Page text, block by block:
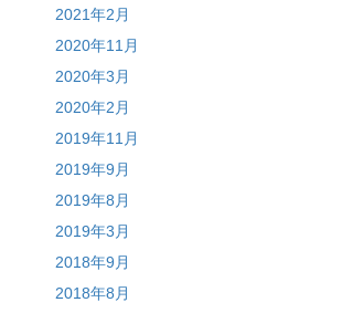
2021年2月
2020年11月
2020年3月
2020年2月
2019年11月
2019年9月
2019年8月
2019年3月
2018年9月
2018年8月